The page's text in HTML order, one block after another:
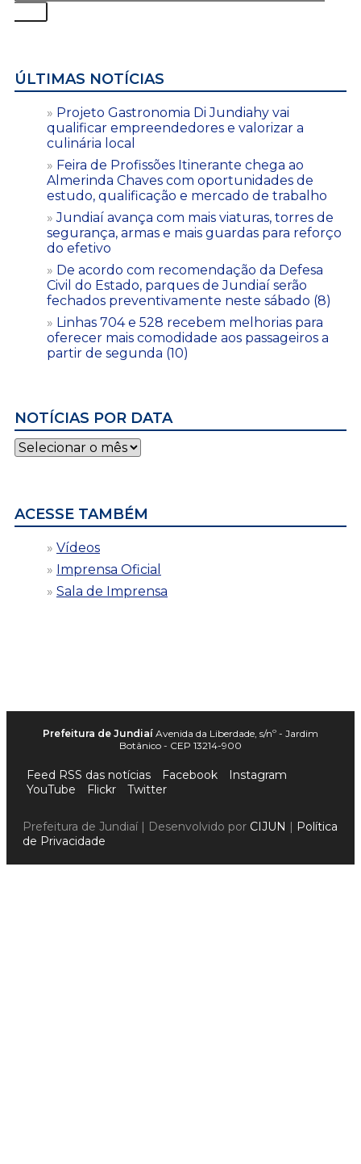
ÚLTIMAS NOTÍCIAS
Projeto Gastronomia Di Jundiahy vai
qualificar empreendedores e valorizar a
culinária local
Feira de Profissões Itinerante chega ao
Almerinda Chaves com oportunidades de
estudo, qualificação e mercado de trabalho
Jundiaí avança com mais viaturas, torres de
segurança, armas e mais guardas para reforço
do efetivo
De acordo com recomendação da Defesa
Civil do Estado, parques de Jundiaí serão
fechados preventivamente neste sábado (8)
Linhas 704 e 528 recebem melhorias para
oferecer mais comodidade aos passageiros a
partir de segunda (10)
NOTÍCIAS POR DATA
Notícias
por
ACESSE TAMBÉM
Vídeos
Imprensa Oficial
Sala de Imprensa
Prefeitura de Jundiaí Avenida da Liberdade, s/nº - Jardim
Botânico - CEP 13214-900
Feed RSS das notícias Facebook
Instagram
YouTube
Flickr Twitter
Prefeitura de Jundiaí | Desenvolvido por CIJUN | Política
de Privacidade